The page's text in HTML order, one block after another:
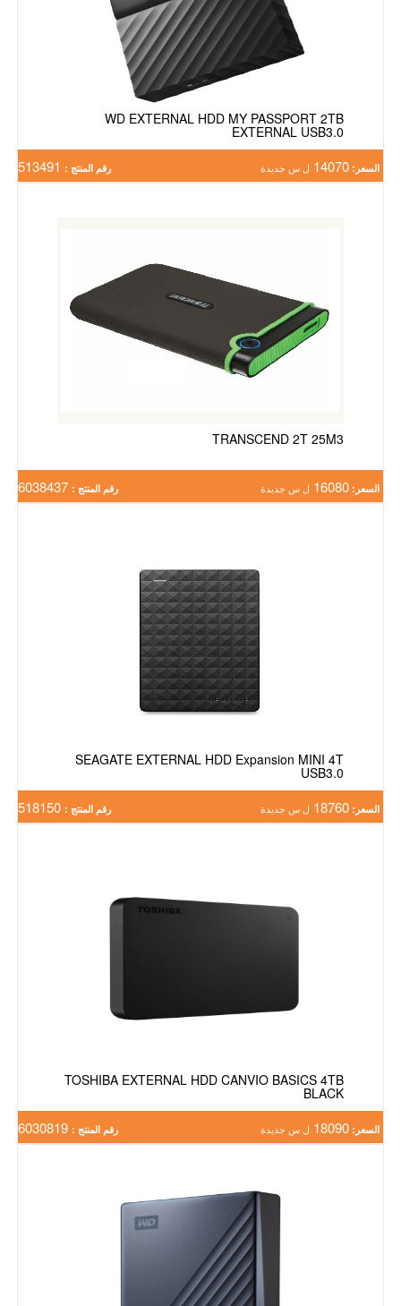
WD EXTERNAL HDD MY PASSPORT 2TB
EXTERNAL USB3.0
السعر: 14070 ل س جديدة رقم المنتج :
TRANSCEND 2T 25M3
السعر: 16080 ل س جديدة رقم المنتج :
SEAGATE EXTERNAL HDD Expansion MINI 4T
USB3.0
السعر: 18760 ل س جديدة رقم المنتج :
TOSHIBA EXTERNAL HDD CANVIO BASICS 4TB
BLACK
السعر: 18090 ل س جديدة رقم المنتج :